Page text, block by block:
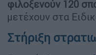
φιλοξενούν 120
μετέχουν στα
Στήριξη